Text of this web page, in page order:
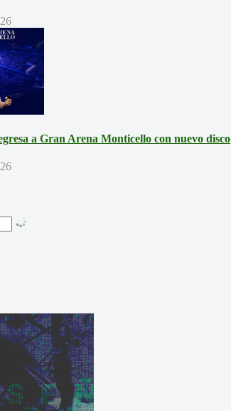
a Gran Arena Monticello con nuevo disco